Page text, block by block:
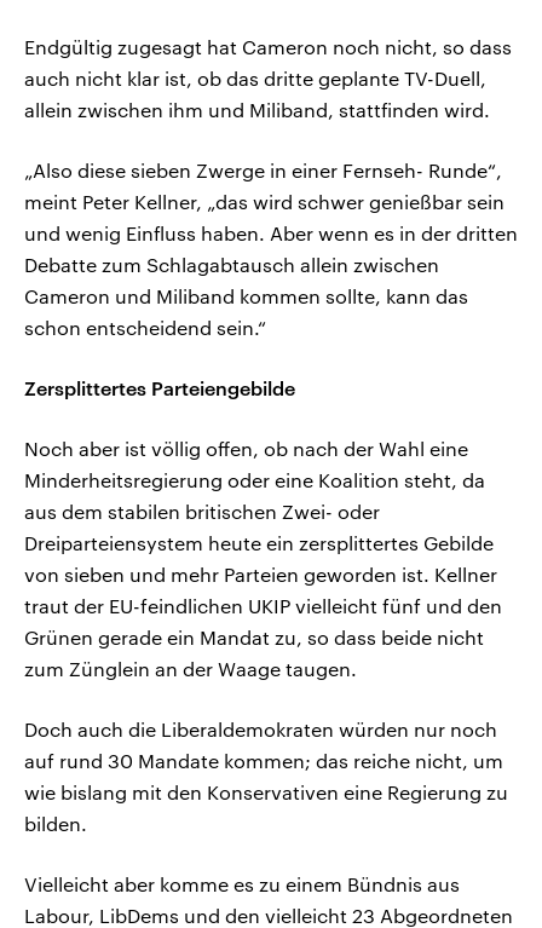
Endgültig zugesagt hat Cameron noch nicht, so dass
auch nicht klar ist, ob das dritte geplante TV-Duell,
allein zwischen ihm und Miliband, stattfinden wird.
„Also diese sieben Zwerge in einer Fernseh- Runde“,
meint Peter Kellner, „das wird schwer genießbar sein
und wenig Einfluss haben. Aber wenn es in der dritten
Debatte zum Schlagabtausch allein zwischen
Cameron und Miliband kommen sollte, kann das
schon entscheidend sein.“
Zersplittertes Parteiengebilde
Noch aber ist völlig offen, ob nach der Wahl eine
Minderheitsregierung oder eine Koalition steht, da
aus dem stabilen britischen Zwei- oder
Dreiparteiensystem heute ein zersplittertes Gebilde
von sieben und mehr Parteien geworden ist. Kellner
traut der EU-feindlichen UKIP vielleicht fünf und den
Grünen gerade ein Mandat zu, so dass beide nicht
zum Zünglein an der Waage taugen.
Doch auch die Liberaldemokraten würden nur noch
auf rund 30 Mandate kommen; das reiche nicht, um
wie bislang mit den Konservativen eine Regierung zu
bilden.
Vielleicht aber komme es zu einem Bündnis aus
Labour, LibDems und den vielleicht 23 Abgeordneten